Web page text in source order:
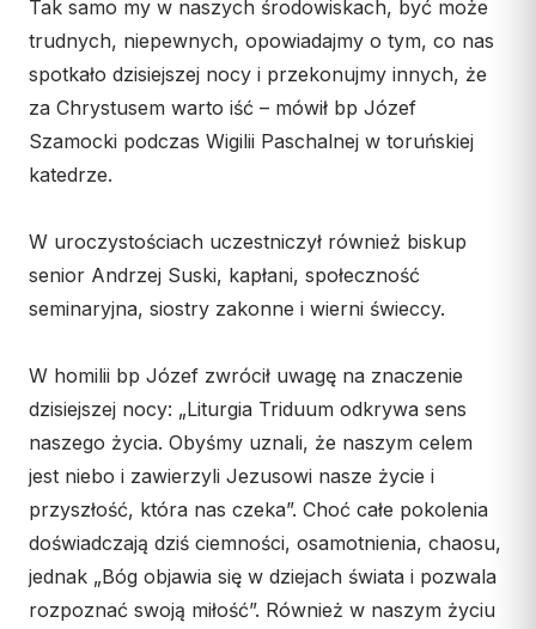
KURIA
Kuria Diecezjalna
Wydziały
Sąd Biskupi
Wydawnictwo
CENTRUM MEDIALNE
Współpraca
Redakcja
Archiwum
KONTAKT
Franciszkański Zakon
Skauci Króla
Bractwo św. Józefa
Tak samo my w naszych środowiskach, być może
trudnych, niepewnych, opowiadajmy o tym, co nas
spotkało dzisiejszej nocy i przekonujmy innych, że
za Chrystusem warto iść – mówił bp Józef
Szamocki podczas Wigilii Paschalnej w toruńskiej
katedrze.
W uroczystościach uczestniczył również biskup
senior Andrzej Suski, kapłani, społeczność
seminaryjna, siostry zakonne i wierni świeccy.
W homilii bp Józef zwrócił uwagę na znaczenie
dzisiejszej nocy: „Liturgia Triduum odkrywa sens
naszego życia. Obyśmy uznali, że naszym celem
jest niebo i zawierzyli Jezusowi nasze życie i
przyszłość, która nas czeka”. Choć całe pokolenia
doświadczają dziś ciemności, osamotnienia, chaosu,
jednak „Bóg objawia się w dziejach świata i pozwala
rozpoznać swoją miłość”. Również w naszym życiu